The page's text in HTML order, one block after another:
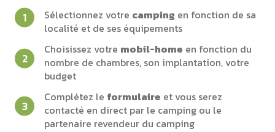
Sélectionnez votre camping en fonction de sa
localité et de ses équipements
Choisissez votre mobil-home en fonction du
nombre de chambres, son implantation, votre
budget
Complétez le formulaire et vous serez
contacté en direct par le camping ou le
partenaire revendeur du camping